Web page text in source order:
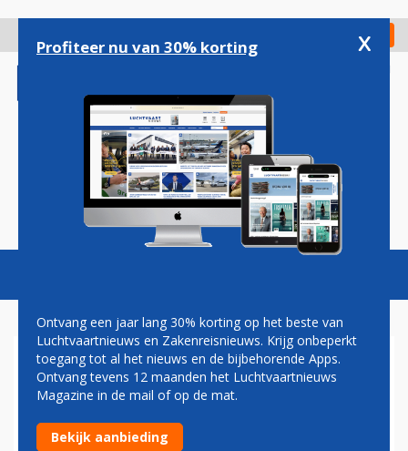
gaan
Check in
Magazine Podcasts Vacatures
PROF. DR. HUGO ROOS:
VLIEGEN BOVEN 'CONFLICT
ZONES'
Profiteer nu van 30% korting x
Ontvang een jaar lang 30% korting op het beste van
Luchtvaartnieuws en Zakenreisnieuws. Krijg onbeperkt
toegang tot al het nieuws en de bijbehorende Apps.
Ontvang tevens 12 maanden het Luchtvaartnieuws
Magazine in de mail of op de mat.
Bekijk aanbieding